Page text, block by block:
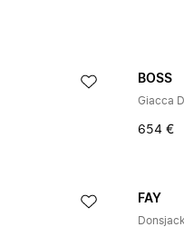
BOSS
Giacca
654 €
FAY